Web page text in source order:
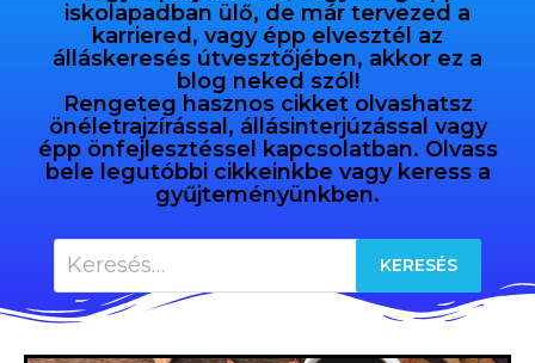
iskolapadban ülő, de már tervezed a
karriered, vagy épp elvesztél az
álláskeresés útvesztőjében, akkor ez a
blog neked szól!
Rengeteg hasznos cikket olvashatsz
önéletrajzírással, állásinterjúzással vagy
épp önfejlesztéssel kapcsolatban. Olvass
bele legutóbbi cikkeinkbe vagy keress a
gyűjteményünkben.